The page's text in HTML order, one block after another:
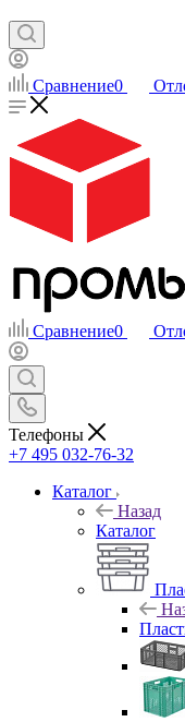
Сравнение0
Сравнение0
Телефоны
+7 495 032-76-32
Каталог
Назад
Каталог